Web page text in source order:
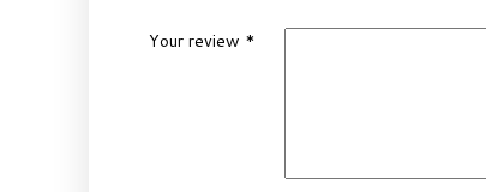
Your review *